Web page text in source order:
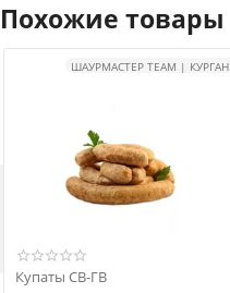
Похожие товары
ШАУРМАСТЕР TEAM | КУРГАН
Купаты СВ-ГВ